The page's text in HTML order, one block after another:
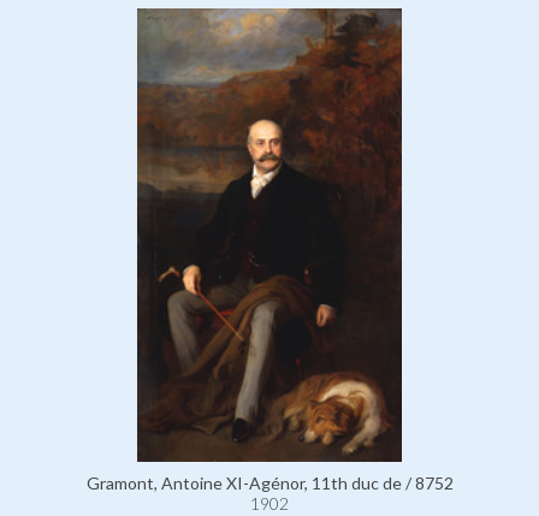
Gramont, Antoine XI-Agénor, 11th duc de / 8752
1902